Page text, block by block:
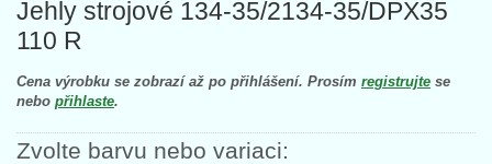
Jehly strojové 134-35/2134-35/DPX35
110 R
Cena výrobku se zobrazí až po přihlášení. Prosím registrujte se
nebo přihlaste.
Zvolte barvu nebo variaci: